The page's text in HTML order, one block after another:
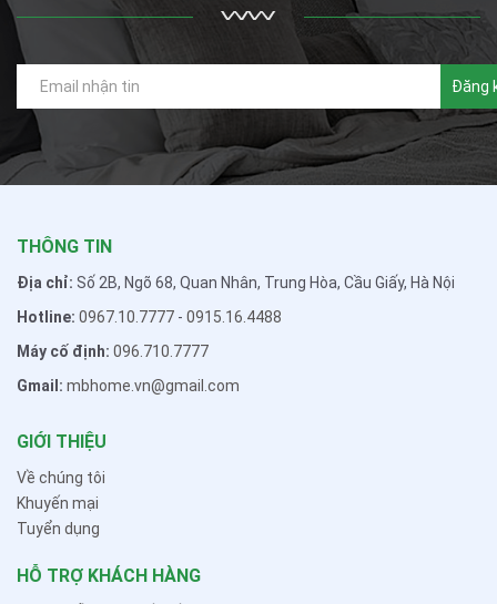
Đăng
THÔNG TIN
Địa chỉ: Số 2B, Ngõ 68, Quan Nhân, Trung Hòa, Cầu Giấy, Hà Nội
Hotline: 0967.10.7777 - 0915.16.4488
Máy cố định: 096.710.7777
Gmail: mbhome.vn@gmail.com
GIỚI THIỆU
Về chúng tôi
Khuyến mại
Tuyển dụng
HỖ TRỢ KHÁCH HÀNG